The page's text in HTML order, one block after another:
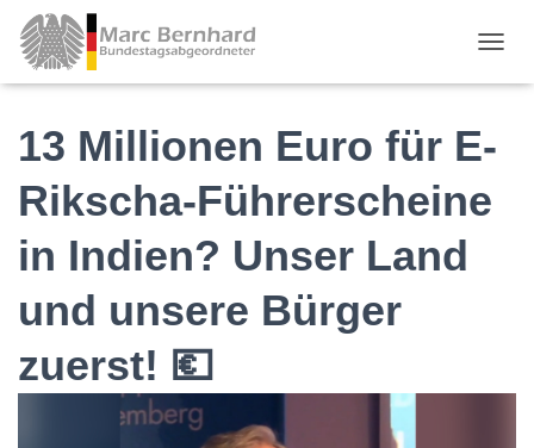
13 Millionen Euro für E-
Rikscha-Führerscheine
in Indien? Unser Land
und unsere Bürger
zuerst! 💶